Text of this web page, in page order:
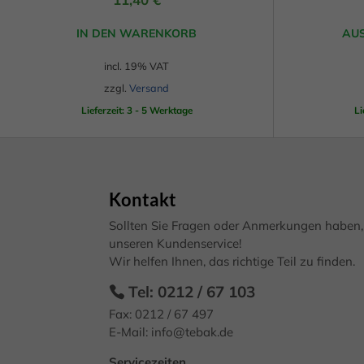
IN DEN WARENKORB
incl. 19% VAT
zzgl. Versand
Lieferzeit: 3 - 5 Werktage
Optionen
auf
Kontakt
Sollten Sie Fragen oder Anmerkungen
unseren Kundenservice!
Wir helfen Ihnen, das richtige Teil zu finden.
Tel: 0212 / 67 103
Fax: 0212 / 67 497
E-Mail: info@tebak.de
(z.